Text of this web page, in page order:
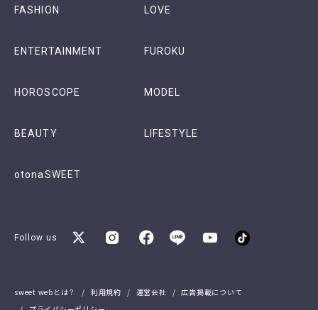
FASHION LOVE
ENTERTAINMENT FUROKU
HOROSCOPE MODEL
BEAUTY LIFESTYLE
otonaSWEET
Follow us
sweet webとは？ 利用規約 運営会社
広告掲載について